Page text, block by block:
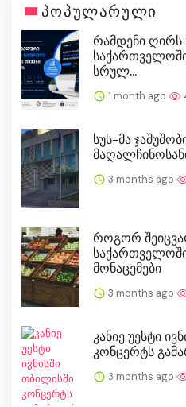
პოპულარული
რამდენი ღირს
სრულ...
1 month ago
სუს-მა
3 months ago
როგორ
მონაცემები
3 months ago
კანიე უესტი
კონცერტს
3 months ago